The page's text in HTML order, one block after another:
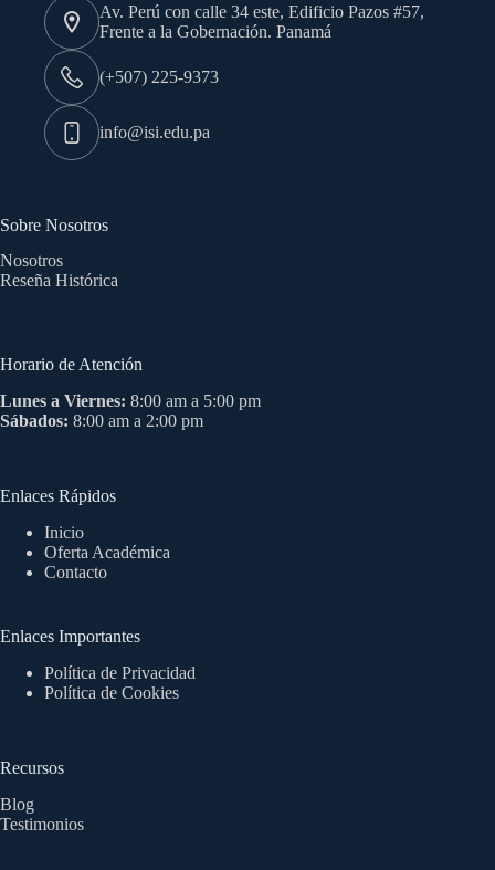
Av. Perú con calle 34 este, Edificio Pazos #57,
Frente a la Gobernación. Panamá
(+507) 225-9373
info@isi.edu.pa
Sobre Nosotros
Nosotros
Reseña Histórica
Horario de Atención
Lunes a Viernes: 8:00 am a 5:00 pm
Sábados: 8:00 am a 2:00 pm
Enlaces Rápidos
Inicio
Oferta Académica
Contacto
Enlaces Importantes
Política de Privacidad
Política de Cookies
Recursos
Blog
Testimonios